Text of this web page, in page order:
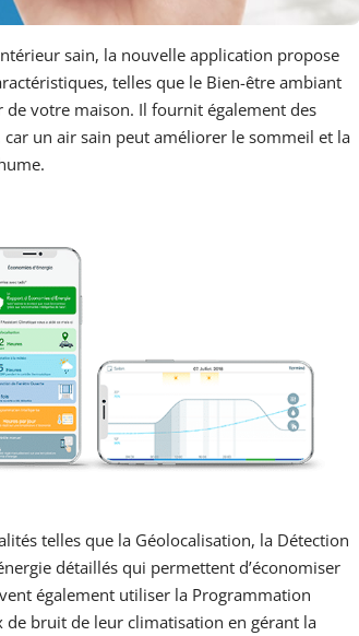
sain, la nouvelle application propose
telles que le Bien-être ambiant
de votre maison. Il fournit également des
un air sain peut améliorer le sommeil et la
telles que la Géolocalisation, la Détection
détaillés qui permettent d’économiser
également utiliser la Programmation
bruit de leur climatisation en gérant la